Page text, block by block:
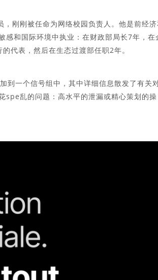
刚刚被任命为​​网络校园负责人。他是前经济
感和国际环境中执业：在财政部局长7年，在
代表，然后在生态过渡部任职2年。
加到一个信号组中，其中详细信息散发了有关
spe乱的问题：高水平的泄漏或精心策划的操